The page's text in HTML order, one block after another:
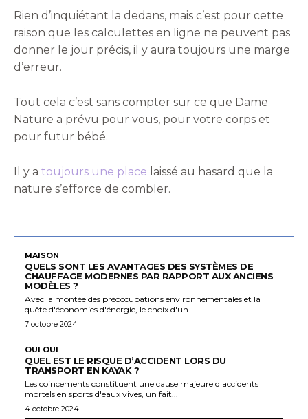
Rien d’inquiétant la dedans, mais c’est pour cette
raison que les calculettes en ligne ne peuvent pas
donner le jour précis, il y aura toujours une marge
d’erreur.
Tout cela c’est sans compter sur ce que Dame
Nature a prévu pour vous, pour votre corps et
pour futur bébé.
Il y a toujours une place laissé au hasard que la
nature s’efforce de combler.
MAISON
QUELS SONT LES AVANTAGES DES SYSTÈMES DE
CHAUFFAGE MODERNES PAR RAPPORT AUX ANCIENS
MODÈLES ?
Avec la montée des préoccupations environnementales et la
quête d'économies d'énergie, le choix d'un...
7 octobre 2024
OUI OUI
QUEL EST LE RISQUE D’ACCIDENT LORS DU
TRANSPORT EN KAYAK ?
Les coincements constituent une cause majeure d'accidents
mortels en sports d'eaux vives, un fait...
4 octobre 2024